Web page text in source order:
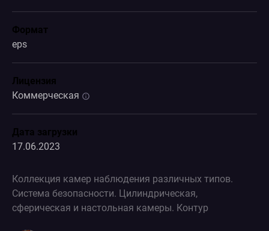
Формат
eps
Лицензия
Коммерческая
Дата загрузки
17.06.2023
Коллекция камер наблюдения различных типов.
Система безопасности. Цилиндрическая,
сферическая и настольная камеры. Контур